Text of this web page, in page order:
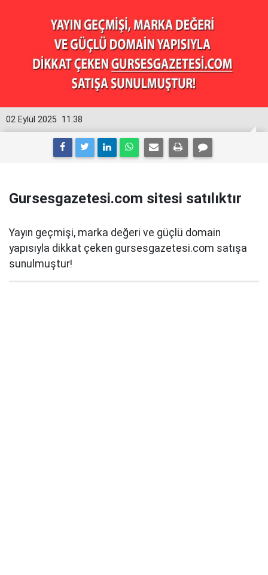
11:38
02 Eylül 2025
Gursesgazetesi.com sitesi satılıktır
Yayın geçmişi, marka değeri ve güçlü domain
yapısıyla dikkat çeken gursesgazetesi.com satışa
sunulmuştur!